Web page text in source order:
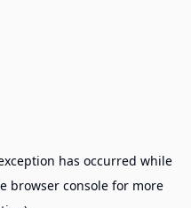
has occurred while
browser console for more